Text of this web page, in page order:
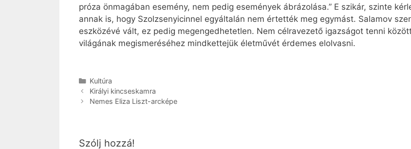
próza önmagában esemény, nem pedig események ábrázolása.” E szikár, szinte
annak is, hogy Szolzsenyicinnel egyáltalán nem értették meg egymást. Salamov
eszközévé vált, ez pedig megengedhetetlen. Nem célravezető igazságot tenni
világának megismeréséhez mindkettejük életművét érdemes elolvasni.
Kategória
Kultúra
Királyi kincseskamra
Nemes Eliza Liszt-arcképe
Szólj hozzá!